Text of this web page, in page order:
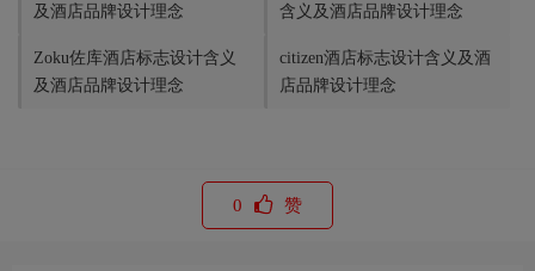
及酒店品牌设计理念
含义及酒店品牌设计理念
Zoku佐库酒店标志设计含义
及酒店品牌设计理念
citizen酒店标志设计含义及酒
店品牌设计理念
0 赞